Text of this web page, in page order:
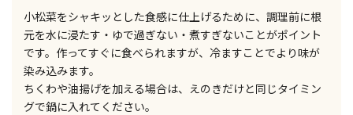
小松菜をシャキッとした食感に仕上げるために、調理前に根
元を水に浸たす・ゆで過ぎない・煮すぎないことがポイント
です。作ってすぐに食べられますが、冷ますことでより味が
染み込みます。
ちくわや油揚げを加える場合は、えのきだけと同じタイミン
グで鍋に入れてください。